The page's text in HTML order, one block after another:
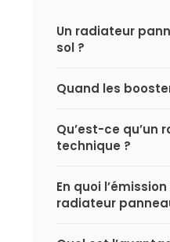
Un radiateur
sol ?
Quand les
Qu’est-ce qu’un
technique ?
En quoi
radiateur